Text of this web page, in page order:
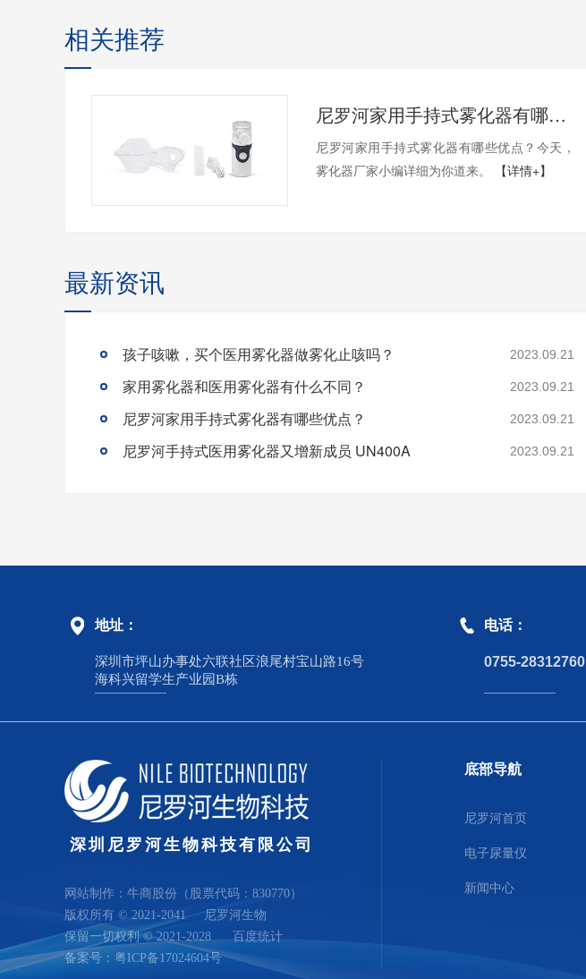
相关推荐
尼罗河家用手持式雾化器有哪些优点？
尼罗河家用手持式雾化器有哪些优点？今天，
雾化器厂家小编详细为你道来。
【详情+】
最新资讯
孩子咳嗽，买个医用雾化器做雾化止咳吗？ 2023.09.21
家用雾化器和医用雾化器有什么不同？ 2023.09.21
尼罗河家用手持式雾化器有哪些优点？ 2023.09.21
尼罗河手持式医用雾化器又增新成员 UN400A 2023.09.21
地址：
深圳市坪山办事处六联社区浪尾村宝山路16号
海科兴留学生产业园B栋
电话：
0755-28312760
深圳尼罗河生物科技有限公司
网站制作： 牛商股份 （股票代码：830770）
版权所有 © 2021-2041
尼罗河生物
保留一切权利 © 2021-2028
百度统计
备案号： 粤ICP备17024604号
底部导航
尼罗河首页
电子尿量仪
新闻中心